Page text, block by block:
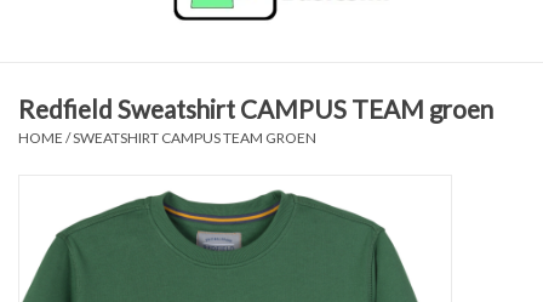
SWEATERS / SWEATVESTEN
JOGGINGBROEKEN
Redfield Sweatshirt CAMPUS TEAM groen
HOME /SWEATSHIRT CAMPUS TEAM GROEN